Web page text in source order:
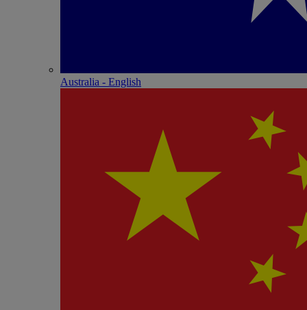
Australia - English